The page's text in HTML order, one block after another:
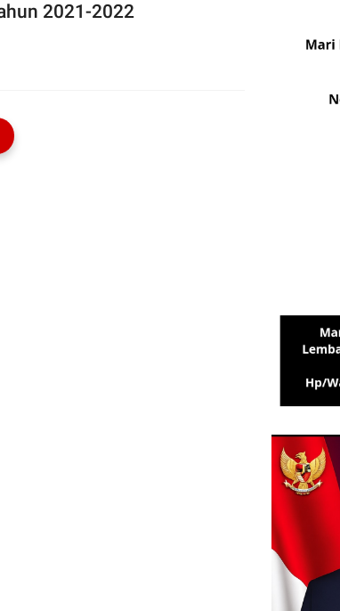
Dana Tahun 2021-2022